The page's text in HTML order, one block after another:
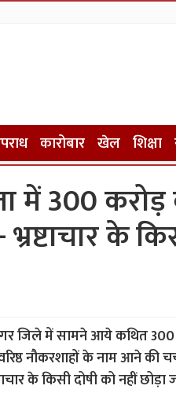
कारोबार खेल शिक्षा
में 300 करोड़
के
जिले में सामने आये कथित
नौकरशाहों के नाम आने की
के किसी दोषी को नहीं छोड़ा